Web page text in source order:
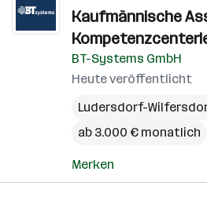
Kaufmännische
BT-Systems GmbH
Heute veröffentlicht
Ludersdorf-
ab 3.000 € monatlich
Merken